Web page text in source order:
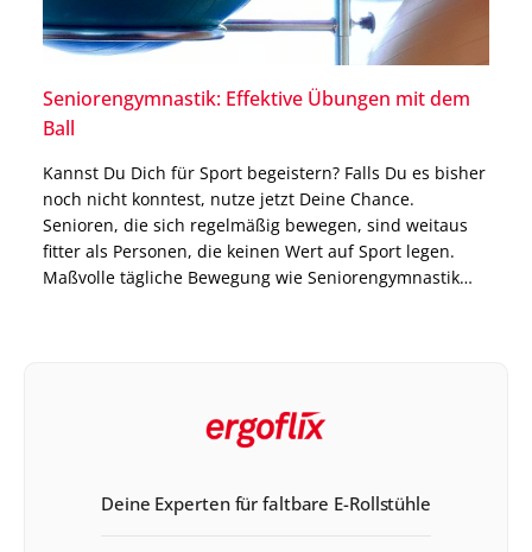
Seniorengymnastik: Effektive Übungen mit dem
Ball
Kannst Du Dich für Sport begeistern? Falls Du es bisher
noch nicht konntest, nutze jetzt Deine Chance.
Senioren, die sich regelmäßig bewegen, sind weitaus
fitter als Personen, die keinen Wert auf Sport legen.
Maßvolle tägliche Bewegung wie Seniorengymnastik
Deine Experten für faltbare E-Rollstühle